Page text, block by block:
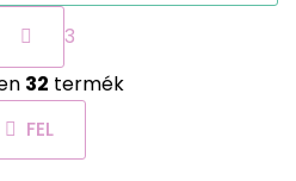
L
i
s
t
a
L
a
p
o
z
á
s
3
32 termék
FEL